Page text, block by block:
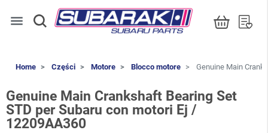
menu
Home Części Motore Blocco motore Genuine Main
Genuine Main Crankshaft Bearing Set
STD per Subaru con motori Ej /
12209AA360